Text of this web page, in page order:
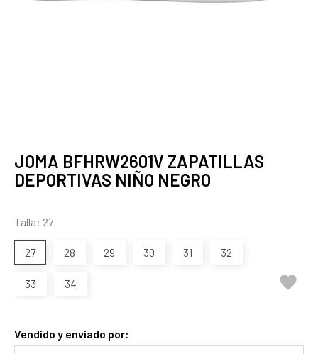
JOMA BFHRW2601V ZAPATILLAS
DEPORTIVAS NIÑO NEGRO
Talla: 27
27 28 29 30 31 32
33 34 
Vendido y enviado por: